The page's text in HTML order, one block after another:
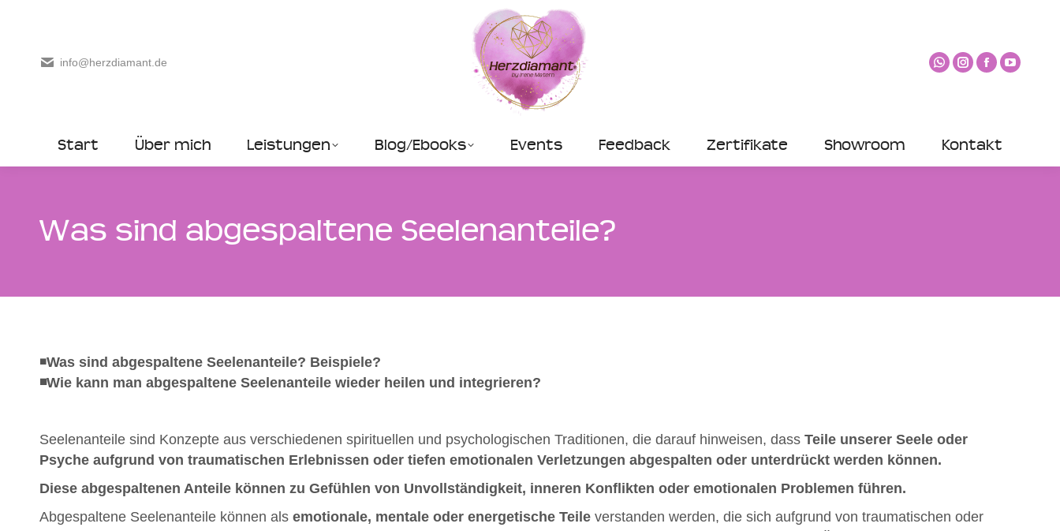
info@herzdiamant.de
Start Über mich Leistungen Blog/Ebooks Events Feedback Zertifikate Showroom Kontakt
Was sind abgespaltene Seelenanteile?
◾️Was sind abgespaltene Seelenanteile? Beispiele?
◾️Wie kann man abgespaltene Seelenanteile wieder heilen und integrieren?
Seelenanteile sind Konzepte aus verschiedenen spirituellen und psychologischen Traditionen, die darauf hinweisen, dass Teile unserer Seele oder
Psyche aufgrund von traumatischen Erlebnissen oder tiefen emotionalen Verletzungen abgespalten oder unterdrückt werden können.
Diese abgespaltenen Anteile können zu Gefühlen von Unvollständigkeit, inneren Konflikten oder emotionalen Problemen führen.
Abgespaltene Seelenanteile können als emotionale, mentale oder energetische Teile verstanden werden, die sich aufgrund von traumatischen oder